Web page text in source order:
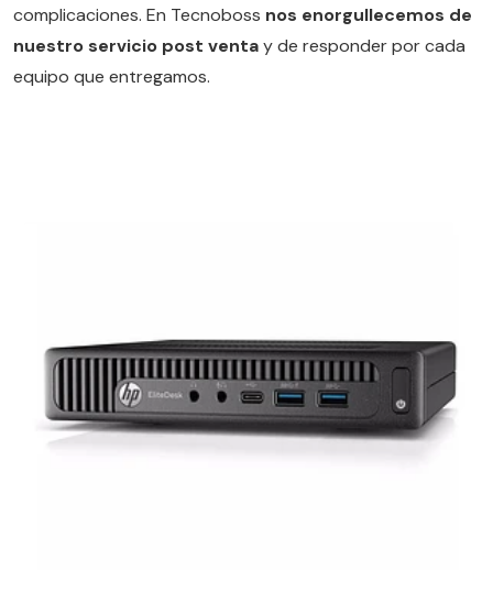
complicaciones. En Tecnoboss nos enorgullecemos de
nuestro servicio post ventay de responder por cada
equipo que entregamos.